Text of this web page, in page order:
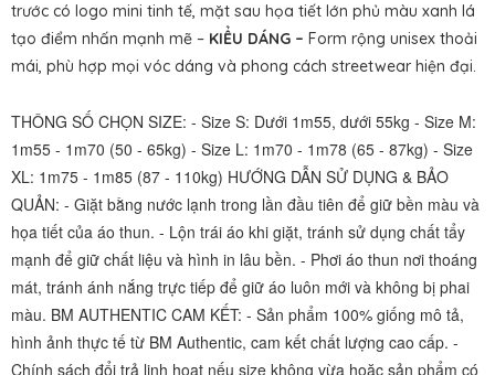
trước có logo mini tinh tế, mặt sau họa tiết lớn phủ màu xanh lá
tạo điểm nhấn mạnh mẽ – KIỂU DÁNG – Form rộng unisex thoải
mái, phù hợp mọi vóc dáng và phong cách streetwear hiện đại.
THÔNG SỐ CHỌN SIZE: - Size S: Dưới 1m55, dưới 55kg - Size M:
1m55 - 1m70 (50 - 65kg) - Size L: 1m70 - 1m78 (65 - 87kg) - Size
XL: 1m75 - 1m85 (87 - 110kg) HƯỚNG DẪN SỬ DỤNG & BẢO
QUẢN: - Giặt bằng nước lạnh trong lần đầu tiên để giữ bền màu và
họa tiết của áo thun. - Lộn trái áo khi giặt, tránh sử dụng chất tẩy
mạnh để giữ chất liệu và hình in lâu bền. - Phơi áo thun nơi thoáng
mát, tránh ánh nắng trực tiếp để giữ áo luôn mới và không bị phai
màu. BM AUTHENTIC CAM KẾT: - Sản phẩm 100% giống mô tả,
hình ảnh thực tế từ BM Authentic, cam kết chất lượng cao cấp. -
Chính sách đổi trả linh hoạt nếu size không vừa hoặc sản phẩm có